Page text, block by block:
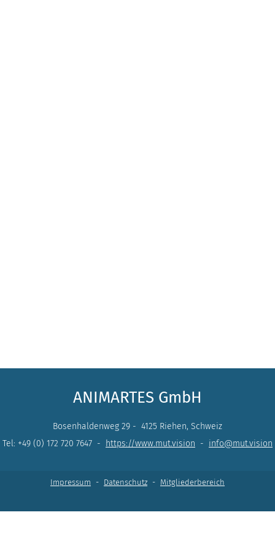
ANIMARTES GmbH
Bosenhaldenweg 29 - 4125 Riehen, Schweiz
Tel: +49 (0) 172 720 7647 -
https://www.mut.vision - info@mut.vision
Impressum - Datenschutz - Mitgliederbereich